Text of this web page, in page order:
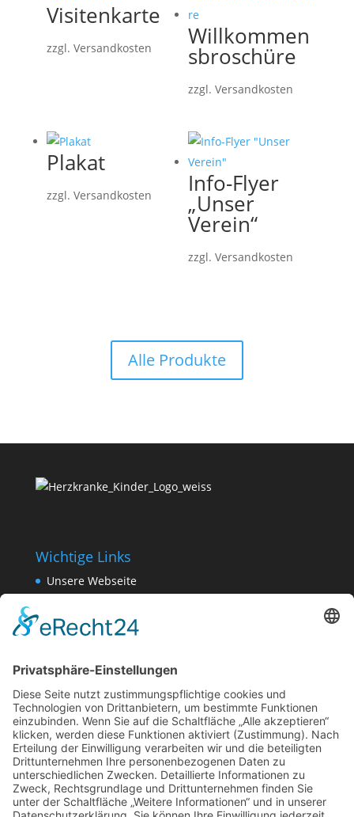
Visitenkarte
zzgl. Versandkosten Willkommen
sbroschüre
zzgl. Versandkosten
Plakat
zzgl. Versandkosten Info-Flyer
„Unser
Verein“
zzgl. Versandkosten
Alle Produkte
Wichtige Links
Unsere Webseite
Newsletter abonnieren
Geschäftsstelle
Geöffnet: Mo-Fr von 9-13 Uhr
Rechtliches
Impressum